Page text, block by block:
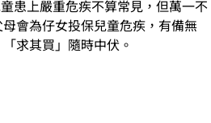
患上嚴重危疾不算常見，但萬一不
會為仔女投保兒童危疾，有備無
求其買」隨時中伏。